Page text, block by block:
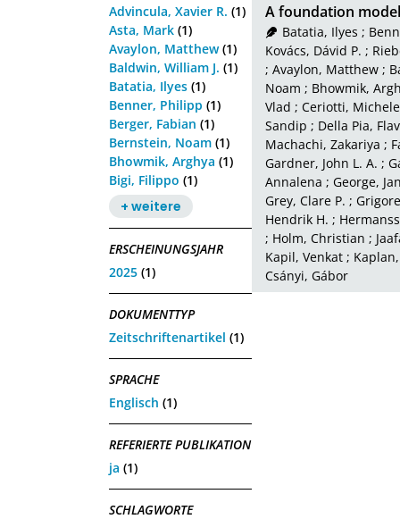
Advincula, Xavier R. (1)
Asta, Mark (1)
Avaylon, Matthew(1)
Baldwin, William J. (1)
Batatia, Ilyes (1)
Benner, Philipp (1)
Berger, Fabian (1)
Bernstein, Noam (1)
Bhowmik, Arghya (1)
Bigi, Filippo (1)
+ weitere
ERSCHEINUNGSJAHR
2025 (1)
DOKUMENTTYP
Zeitschriftenartikel (1)
SPRACHE
Englisch (1)
REFERIERTE PUBLIKATION
ja (1)
SCHLAGWORTE
A foundation
Batatia, Ilyes ;
Kovács, Dávid P. ;
; Avaylon, Matthew ;
Noam ; Bhowmik,
Vlad ; Ceriotti, Michele
Sandip ; Della Pia,
Machachi, Zakariya ;
Gardner, John L. A. ;
Annalena ; George,
Grey, Clare P. ;
Hendrik H. ;
; Holm, Christian ;
Kapil, Venkat ;
Csányi, Gábor